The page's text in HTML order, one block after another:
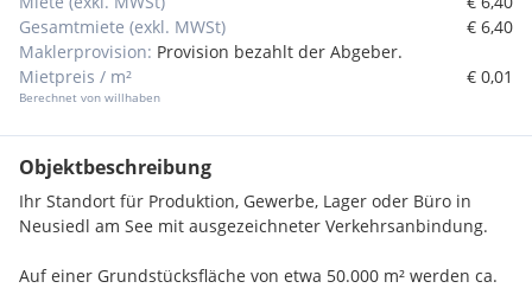
Gesamtmiete (exkl. MWSt)
€ 6,40
Maklerprovision: Provision bezahlt der Abgeber.
Mietpreis / m²
Berechnet von willhaben
€ 0,01
Objektbeschreibung
Ihr Standort für Produktion, Gewerbe, Lager oder Büro in
Neusiedl am See mit ausgezeichneter Verkehrsanbindung.
Auf einer Grundstücksfläche von etwa 50.000 m² werden ca.